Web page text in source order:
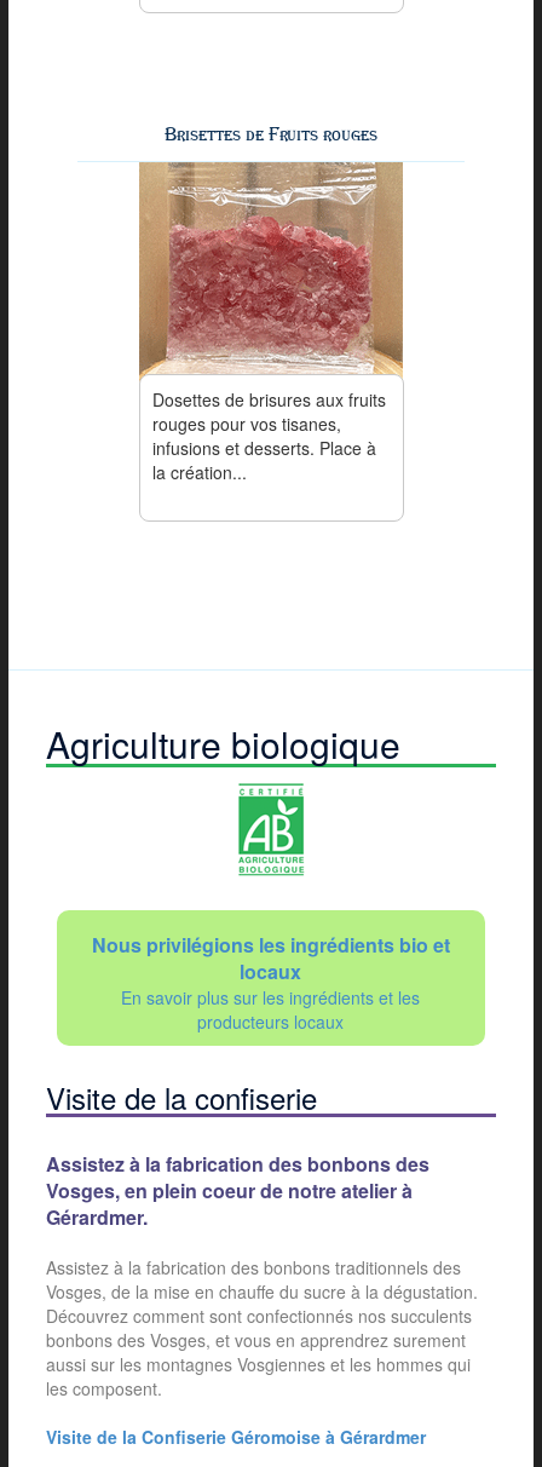
Brisettes de Fruits rouges
Dosettes de brisures aux fruits
rouges pour vos tisanes,
infusions et desserts. Place à
la création...
Agriculture biologique
Nous privilégions les ingrédients bio et
locaux
En savoir plus sur les ingrédients et les
producteurs locaux
Visite de la confiserie
Assistez à la fabrication des bonbons des
Vosges, en plein coeur de notre atelier à
Gérardmer.
Assistez à la fabrication des bonbons traditionnels des
Vosges, de la mise en chauffe du sucre à la dégustation.
Découvrez comment sont confectionnés nos succulents
bonbons des Vosges, et vous en apprendrez surement
aussi sur les montagnes Vosgiennes et les hommes qui
les composent.
Visite de la Confiserie Géromoise à Gérardmer